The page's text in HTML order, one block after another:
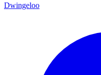
Dwingeloo